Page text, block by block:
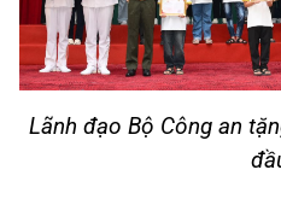
Lãnh đạo Bộ Công an